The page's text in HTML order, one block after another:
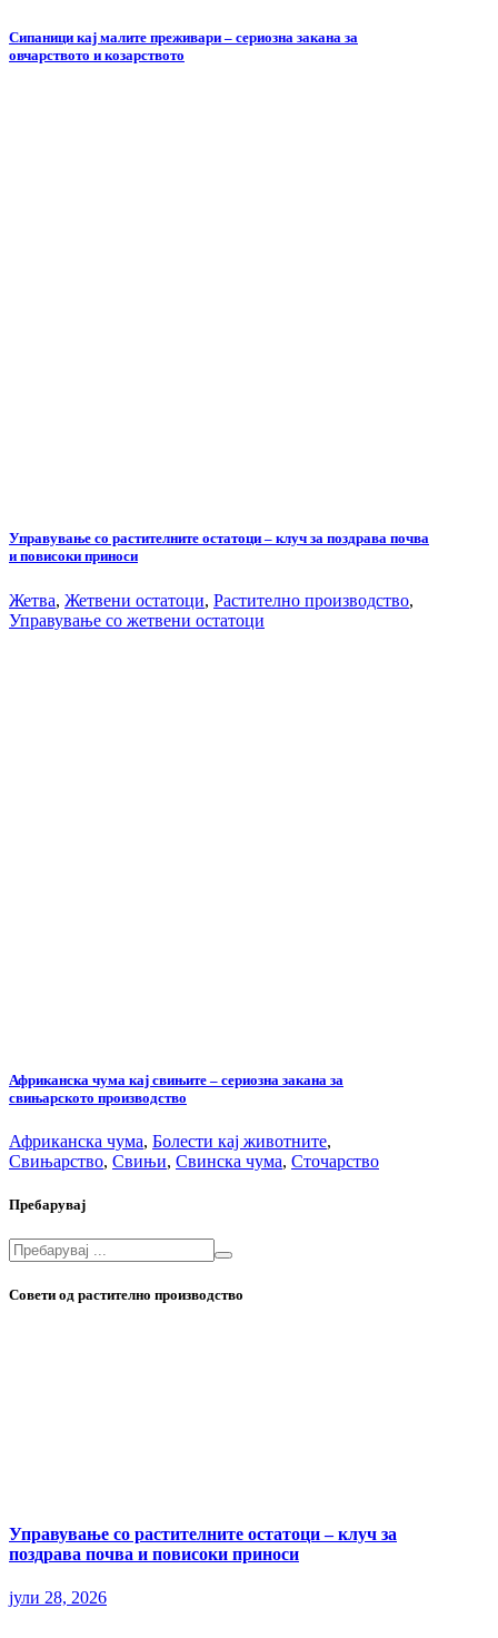
Сипаници кај малите преживари – сериозна закана за
овчарството и козарството
Управување со растителните остатоци – клуч за поздрава почва
и повисоки приноси
Жетва, Жетвени остатоци, Растително производство,
Управување со жетвени остатоци
Африканска чума кај свињите – сериозна закана за
свињарското производство
Африканска чума, Болести кај животните,
Свињарство, Свињи, Свинска чума, Сточарство
Пребарувај
Совети од растително производство
Управување со растителните остатоци – клуч за
поздрава почва и повисоки приноси
јули 28, 2026